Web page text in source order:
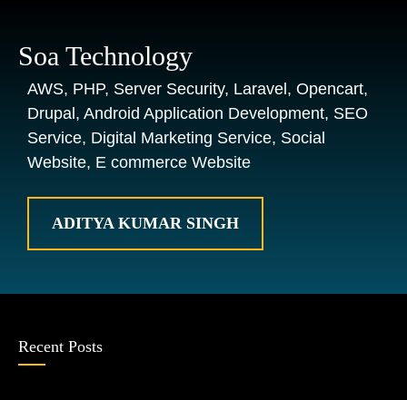
Soa Technology
AWS, PHP, Server Security, Laravel, Opencart,
Drupal, Android Application Development, SEO
Service, Digital Marketing Service, Social
Website, E commerce Website
ADITYA KUMAR SINGH
Recent Posts